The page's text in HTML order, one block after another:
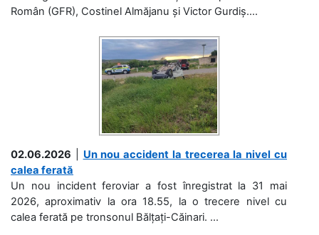
Român (GFR), Costinel Almăjanu și Victor Gurdiș....
02.06.2026
Un nou accident la trecerea la nivel cu
calea ferată
Un nou incident feroviar a fost înregistrat la 31 mai
2026, aproximativ la ora 18.55, la o trecere nivel cu
calea ferată pe tronsonul Bălțați-Căinari. ...